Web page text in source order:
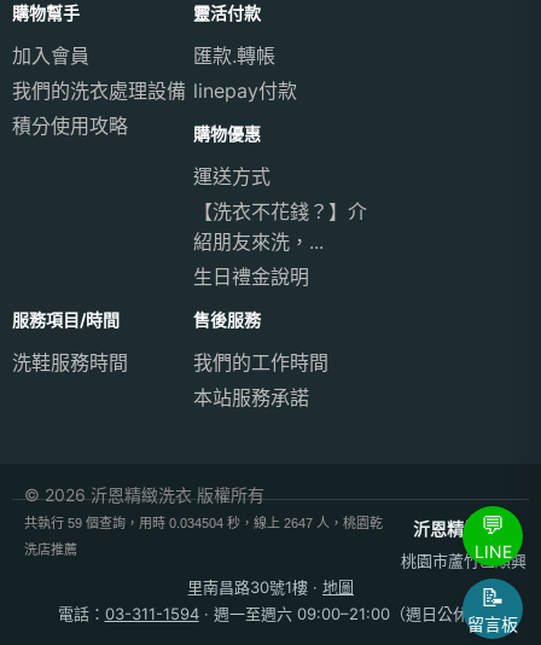
購物幫手
加入會員
我們的洗衣處理設備
積分使用攻略
靈活付款
匯款.轉帳
linepay付款
購物優惠
運送方式
【洗衣不花錢？】介
紹朋友來洗，...
生日禮金說明
服務項目/時間
洗鞋服務時間
售後服務
我們的工作時間
本站服務承諾
© 2026 沂恩精緻洗衣 版權所有
共執行 59 個查詢，用時 0.034504 秒，線上 2647 人，桃園乾
洗店推薦
沂恩精緻洗衣
桃園市蘆竹區順興
里南昌路30號1樓 · 地圖
電話： 03-311-1594· 週一至週六 09:00–21:00（週日公休）
💬
LINE
📝
留言板